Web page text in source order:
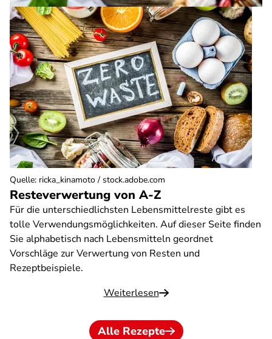
Resteverwertung von A-Z
Für die unterschiedlichsten Lebensmittelreste gibt es
tolle Verwendungsmöglichkeiten. Auf dieser Seite finden
Sie alphabetisch nach Lebensmitteln geordnet
Vorschläge zur Verwertung von Resten und
Rezeptbeispiele.
Weiterlesen
Quelle: ricka_kinamoto / stock.adobe.com
Alle Rezepte